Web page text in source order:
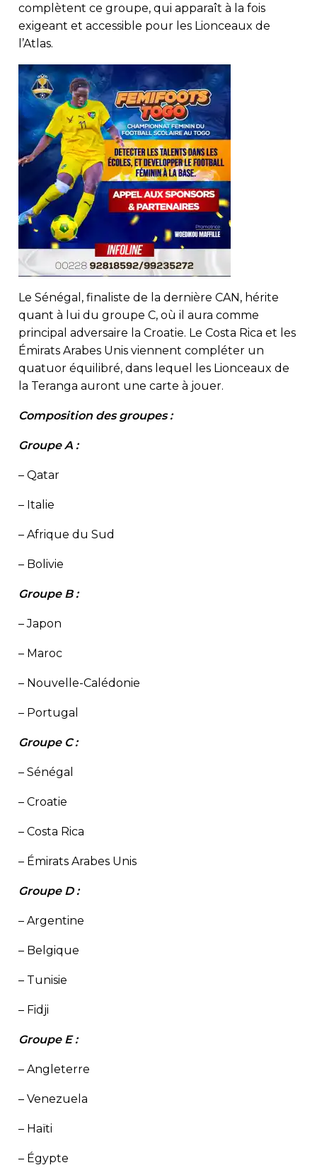
complètent ce groupe, qui apparaît à la fois
exigeant et accessible pour les Lionceaux de
l’Atlas.
Le Sénégal, finaliste de la dernière CAN, hérite
quant à lui du groupe C, où il aura comme
principal adversaire la Croatie. Le Costa Rica et les
Émirats Arabes Unis viennent compléter un
quatuor équilibré, dans lequel les Lionceaux de
la Teranga auront une carte à jouer.
Composition des groupes :
Groupe A :
– Qatar
– Italie
– Afrique du Sud
– Bolivie
Groupe B :
– Japon
– Maroc
– Nouvelle-Calédonie
– Portugal
Groupe C :
– Sénégal
– Croatie
– Costa Rica
– Émirats Arabes Unis
Groupe D :
– Argentine
– Belgique
– Tunisie
– Fidji
Groupe E :
– Angleterre
– Venezuela
– Haïti
– Égypte